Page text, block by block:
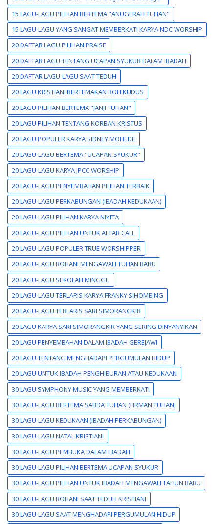
15 LAGU-LAGU PILIHAN BERTEMA "ANUGERAH TUHAN"
15 LAGU-LAGU YANG SANGAT MEMBERKATI KARYA NDC WORSHIP
20 DAFTAR LAGU PILIHAN PRAISE
20 DAFTAR LAGU TENTANG UCAPAN SYUKUR DALAM IBADAH
20 DAFTAR LAGU-LAGU SAAT TEDUH
20 LAGU KRISTIANI BERTEMAKAN ROH KUDUS
20 LAGU PILIHAN BERTEMA "JANJI TUHAN"
20 LAGU PILIHAN TENTANG KORBAN KRISTUS
20 LAGU POPULER KARYA SIDNEY MOHEDE
20 LAGU-LAGU BERTEMA "UCAPAN SYUKUR"
20 LAGU-LAGU KARYA JPCC WORSHIP
20 LAGU-LAGU PENYEMBAHAN PILIHAN TERBAIK
20 LAGU-LAGU PERKABUNGAN (IBADAH KEDUKAAN)
20 LAGU-LAGU PILIHAN KARYA NIKITA
20 LAGU-LAGU PILIHAN UNTUK ALTAR CALL
20 LAGU-LAGU POPULER TRUE WORSHIPPER
20 LAGU-LAGU ROHANI MENGAWALI TUHAN BARU
20 LAGU-LAGU SEKOLAH MINGGU
20 LAGU-LAGU TERLARIS KARYA FRANKY SIHOMBING
20 LAGU-LAGU TERLARIS SARI SIMORANGKIR
20 LAGU KARYA SARI SIMORANGKIR YANG SERING DINYANYIKAN
20 LAGU PENYEMBAHAN DALAM IBADAH GEREJAWI
20 LAGU TENTANG MENGHADAPI PERGUMULAN HIDUP
20 LAGU UNTUK IBADAH PENGHIBURAN ATAU KEDUKAAN
30 LAGU SYMPHONY MUSIC YANG MEMBERKATI
30 LAGU-LAGU BERTEMA SABDA TUHAN (FIRMAN TUHAN)
30 LAGU-LAGU KEDUKAAN (IBADAH PERKABUNGAN)
30 LAGU-LAGU NATAL KRISTIANI
30 LAGU-LAGU PEMBUKA DALAM IBADAH
30 LAGU-LAGU PILIHAN BERTEMA UCAPAN SYUKUR
30 LAGU-LAGU PILIHAN UNTUK IBADAH MENGAWALI TAHUN BARU
30 LAGU-LAGU ROHANI SAAT TEDUH KRISTIANI
30 LAGU-LAGU SAAT MENGHADAPI PERGUMULAN HIDUP